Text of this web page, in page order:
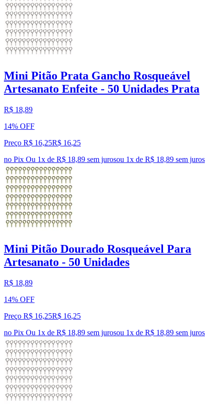
Mini Pitão Prata Gancho Rosqueável
Artesanato Enfeite - 50 Unidades Prata
R$ 18,89
14% OFF
Preço R$ 16,25R$ 16,25
no Pix Ou 1x de R$ 18,89 sem jurosou 1x de R$ 18,89 sem juros
Mini Pitão Dourado Rosqueável Para
Artesanato - 50 Unidades
R$ 18,89
14% OFF
Preço R$ 16,25R$ 16,25
no Pix Ou 1x de R$ 18,89 sem jurosou 1x de R$ 18,89 sem juros